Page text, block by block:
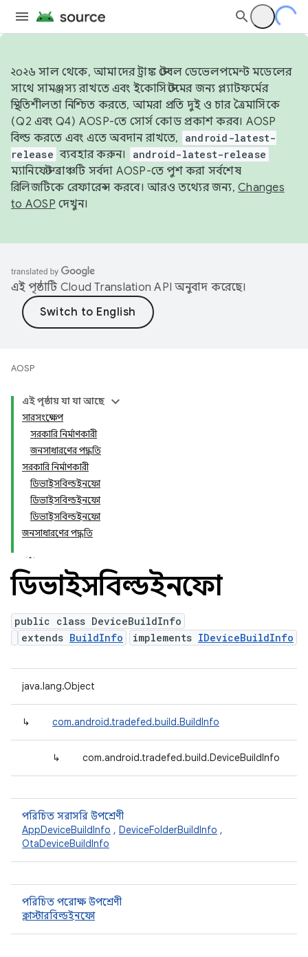
২০২৬ সাল থেকে, আমাদের ট্রাঙ্ক স্টেবল ডেভেলপমেন্ট মডেলের
সাথে সামঞ্জস্য রাখতে এবং ইকোসিস্টেমের জন্য প্ল্যাটফর্মের
স্থিতিশীলতা নিশ্চিত করতে, আমরা প্রতি দুই ও চার ত্রৈমাসিকে
(Q2 এবং Q4) AOSP-তে সোর্স কোড প্রকাশ করব। AOSP
বিল্ড করতে এবং এতে অবদান রাখতে,
android-latest-
release ব্যবহার করুন। android-latest-release
ম্যানিফেস্ট ব্রাঞ্চটি সর্বদা AOSP-তে পুশ করা সর্বশেষ
রিলিজটিকে রেফারেন্স করবে। আরও তথ্যের জন্য, Changes
to AOSP দেখুন।
এই পৃষ্ঠাটি Cloud Translation API অনুবাদ করেছে।
AOSP
এই পৃষ্ঠায় যা যা আছে
সারসংক্ষেপ
সরকারি নির্মাণকারী
জনসাধারণের পদ্ধতি
সরকারি নির্মাণকারী
ডিভাইসবিল্ডইনফো
ডিভাইসবিল্ডইনফো
ডিভাইসবিল্ডইনফো
জনসাধারণের পদ্ধতি
ডিভাইসবিল্ডইনফো
public class DeviceBuildInfo
extends BuildInfo implements IDeviceBuildInfo
java.lang.Object
↳ com.android.tradefed.build.BuildInfo
↳ com.android.tradefed.build.DeviceBuildInfo
পরিচিত সরাসরি উপশ্রেণী
AppDeviceBuildInfo , DeviceFolderBuildInfo ,
OtaDeviceBuildInfo
পরিচিত পরোক্ষ উপশ্রেণী
ক্লাস্টারবিল্ডইনফো